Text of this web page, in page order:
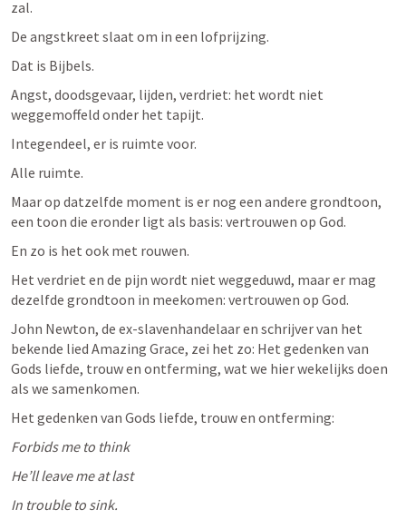
zal.
De angstkreet slaat om in een lofprijzing.
Dat is Bijbels.
Angst, doodsgevaar, lijden, verdriet: het wordt niet
weggemoffeld onder het tapijt.
Integendeel, er is ruimte voor.
Alle ruimte.
Maar op datzelfde moment is er nog een andere grondtoon,
een toon die eronder ligt als basis: vertrouwen op God.
En zo is het ook met rouwen.
Het verdriet en de pijn wordt niet weggeduwd, maar er mag
dezelfde grondtoon in meekomen: vertrouwen op God.
John Newton, de ex-slavenhandelaar en schrijver van het
bekende lied Amazing Grace, zei het zo: Het gedenken van
Gods liefde, trouw en ontferming, wat we hier wekelijks doen
als we samenkomen.
Het gedenken van Gods liefde, trouw en ontferming:
Forbids me to think
He’ll leave me at last
In trouble to sink.